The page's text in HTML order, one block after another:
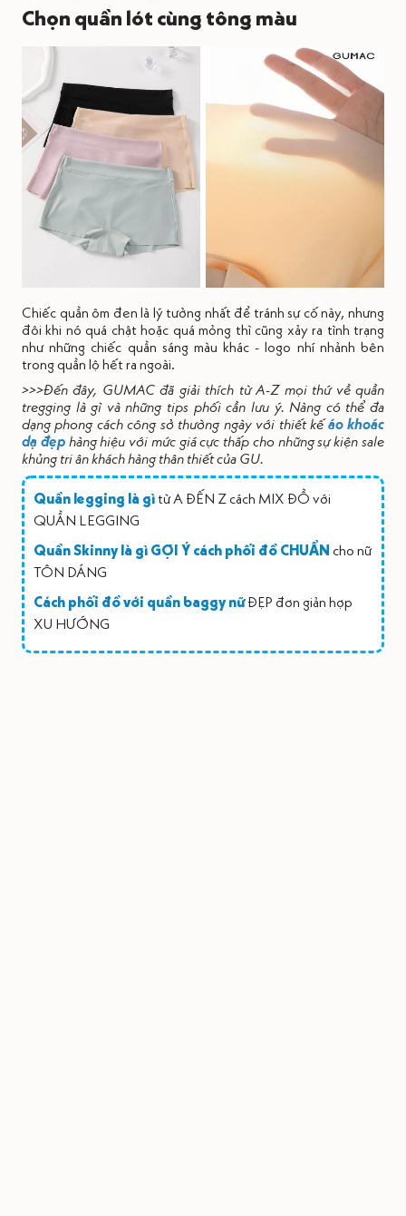
Chọn quần lót cùng tông màu
Chiếc quần ôm đen là lý tưởng nhất để tránh sự cố này, nhưng
đôi khi nó quá chật hoặc quá mỏng thì cũng xảy ra tình trạng
như những chiếc quần sáng màu khác - logo nhí nhảnh bên
trong quần lộ hết ra ngoài.
>>>Đến đây, GUMAC đã giải thích từ A-Z mọi thứ về quần
tregging là gì và những tips phối cần lưu ý. Nàng có thể đa
dạng phong cách công sở thường ngày với thiết kếáo khoác
dạ đẹp hàng hiệu với mức giá cực thấp cho những sự kiện sale
khủng tri ân khách hàng thân thiết của GU.
Quần legging là gìtừ A ĐẾN Z cách MIX ĐỒ với
QUẦN LEGGING
Quần Skinny là gì GỢI Ý cách phối đồ CHUẨN cho nữ
TÔN DÁNG
Cách phối đồ với quần baggy nữĐẸP đơn giản hợp
XU HƯỚNG